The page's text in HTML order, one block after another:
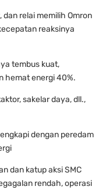
relai memilih Omron
reaksinya
tembus kuat,
hemat energi 40%.
sakelar daya, dll.,
dengan peredam
dan katup aksi SMC
rendah, operasi